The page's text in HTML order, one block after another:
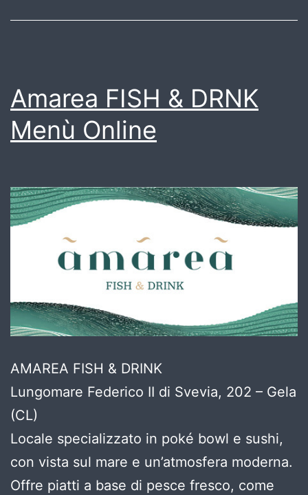
Amarea FISH & DRNK
Menù Online
AMAREA FISH & DRINK
Lungomare Federico II di Svevia, 202 – Gela
(CL)
Locale specializzato in poké bowl e sushi,
con vista sul mare e un’atmosfera moderna.
Offre piatti a base di pesce fresco, come